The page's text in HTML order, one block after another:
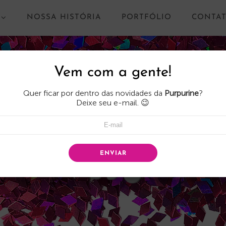
NOSSA HISTÓRIA PORTFÓLIO
Vem com a gente!
Quer ficar por dentro das novidades da Purpurine?
Deixe seu e-mail. 😉
ENVIAR